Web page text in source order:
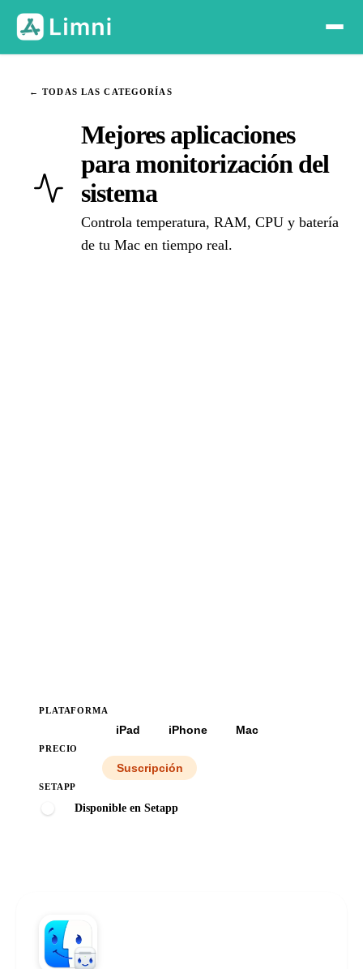
← TODAS LAS CATEGORÍAS
Mejores aplicaciones
para monitorización del
sistema
Controla temperatura, RAM, CPU y batería
de tu Mac en tiempo real.
PLATAFORMA
iPad iPhone Mac
PRECIO
Suscripción
SETAPP
Disponible en Setapp